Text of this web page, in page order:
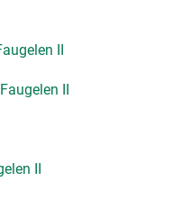
II
II
II